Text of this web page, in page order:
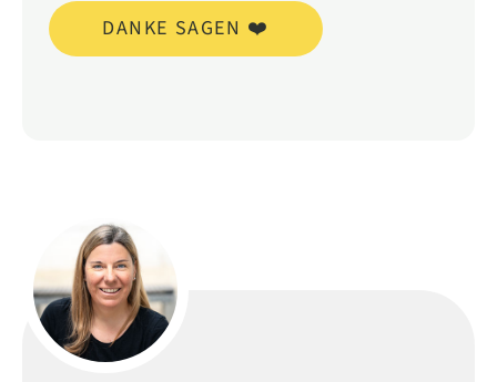
DANKE SAGEN ❤️